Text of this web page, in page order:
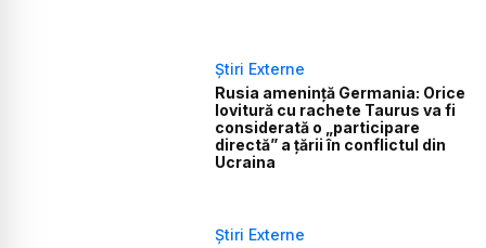
Știri Externe
Rusia amenință Germania: Orice
lovitură cu rachete Taurus va fi
considerată o „participare
directă” a țării în conflictul din
Ucraina
Știri Externe